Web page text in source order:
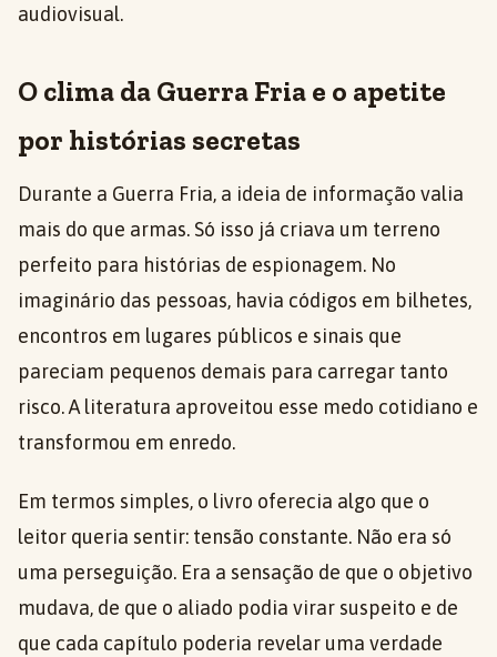
audiovisual.
O clima da Guerra Fria e o apetite
por histórias secretas
Durante a Guerra Fria, a ideia de informação valia
mais do que armas. Só isso já criava um terreno
perfeito para histórias de espionagem. No
imaginário das pessoas, havia códigos em bilhetes,
encontros em lugares públicos e sinais que
pareciam pequenos demais para carregar tanto
risco. A literatura aproveitou esse medo cotidiano e
transformou em enredo.
Em termos simples, o livro oferecia algo que o
leitor queria sentir: tensão constante. Não era só
uma perseguição. Era a sensação de que o objetivo
mudava, de que o aliado podia virar suspeito e de
que cada capítulo poderia revelar uma verdade